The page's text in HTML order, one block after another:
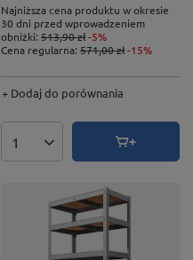
Najniższa cena produktu w okresie
30 dni przed wprowadzeniem
obniżki: 513,90 zł-5%
Cena regularna: 571,00 zł-15%
+ Dodaj do porównania
Ilość produktów